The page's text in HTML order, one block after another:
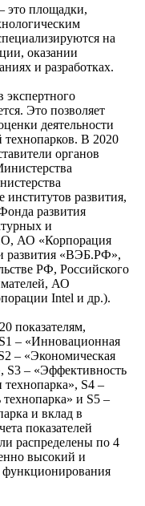
это площадки,
на
оказании
и разработках.
экспертного
Это позволяет
деятельности
В 2020
органов
институтов развития,
развития
и
АО «Корпорация
развития «ВЭБ.РФ»,
РФ, Российского
АО
Intel и др.).
показателям,
– «Инновационная
– «Экономическая
S3 – «Эффективность
S4 –
и S5 –
и вклад в
показателей
распределены по 4
высокий и
функционирования